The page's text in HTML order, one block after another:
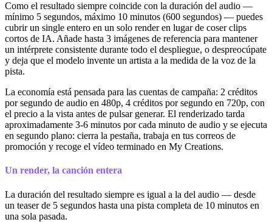
Como el resultado siempre coincide con la duración del audio —
mínimo 5 segundos, máximo 10 minutos (600 segundos) — puedes
cubrir un single entero en un solo render en lugar de coser clips
cortos de IA. Añade hasta 3 imágenes de referencia para mantener
un intérprete consistente durante todo el despliegue, o despreocúpate
y deja que el modelo invente un artista a la medida de la voz de la
pista.
La economía está pensada para las cuentas de campaña: 2 créditos
por segundo de audio en 480p, 4 créditos por segundo en 720p, con
el precio a la vista antes de pulsar generar. El renderizado tarda
aproximadamente 3-6 minutos por cada minuto de audio y se ejecuta
en segundo plano: cierra la pestaña, trabaja en tus correos de
promoción y recoge el vídeo terminado en My Creations.
Un render, la canción entera
La duración del resultado siempre es igual a la del audio — desde
un teaser de 5 segundos hasta una pista completa de 10 minutos en
una sola pasada.